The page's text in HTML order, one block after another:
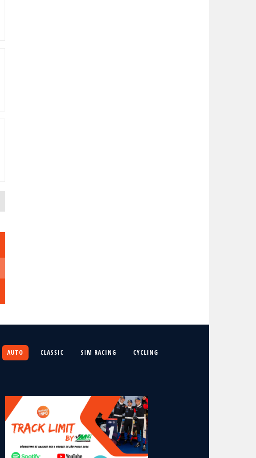
AUTO CLASSIC SIM RACING CYCLING